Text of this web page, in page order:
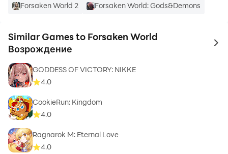
Forsaken World 2
Forsaken World: Gods&Demons
Similar Games to Forsaken World
Возрождение
to
GODDESS OF VICTORY: NIKKE
4.0
CookieRun: Kingdom
4.0
Ragnarok M: Eternal Love
4.0